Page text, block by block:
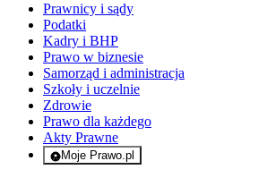
Prawnicy i sądy
Podatki
Kadry i BHP
Prawo w biznesie
Samorząd i administracja
Szkoły i uczelnie
Zdrowie
Prawo dla każdego
Akty Prawne
Moje Prawo.pl
- rejestracja i logowanie do serwisu